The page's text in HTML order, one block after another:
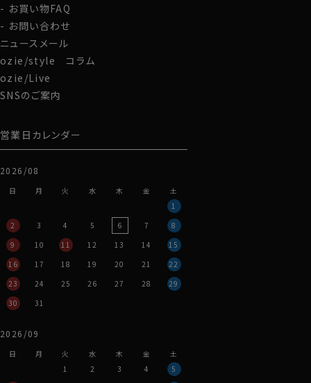
お買い物FAQ
お問い合わせ
ニュースメール
ozie/style コラム
ozie/Live
SNSのご案内
営業日カレンダー
2026/08
日 月 火 水 木 金
土
1
2
3 4 5 6 7
8
9
10 11 12 13 14
15
16
17 18 19 20 21
22
23
24 25 26 27 28
29
30
31
2026/09
日 月 火 水 木 金
土
1
2 3 4
5